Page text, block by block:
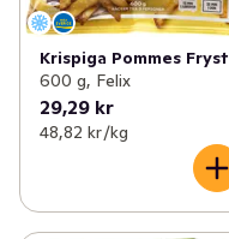
Krispiga Pommes Fryst
600 g, Felix
29,29 kr
48,82 kr /kg